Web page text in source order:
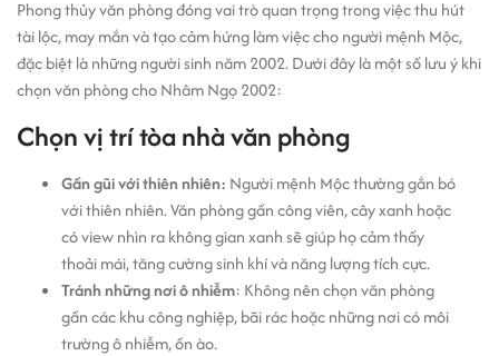
Phong thủy văn phòng đóng vai trò quan trọng trong việc thu hút
tài lộc, may mắn và tạo cảm hứng làm việc cho người mệnh Mộc,
đặc biệt là những người sinh năm 2002. Dưới đây là một số lưu ý khi
chọn văn phòng cho Nhâm Ngọ 2002:
Chọn vị trí tòa nhà văn phòng
Gần gũi với thiên nhiên: Người mệnh Mộc thường gắn bó
với thiên nhiên. Văn phòng gần công viên, cây xanh hoặc
có view nhìn ra không gian xanh sẽ giúp họ cảm thấy
thoải mái, tăng cường sinh khí và năng lượng tích cực.
Tránh những nơi ô nhiễm: Không nên chọn văn phòng
gần các khu công nghiệp, bãi rác hoặc những nơi có môi
trường ô nhiễm, ồn ào.